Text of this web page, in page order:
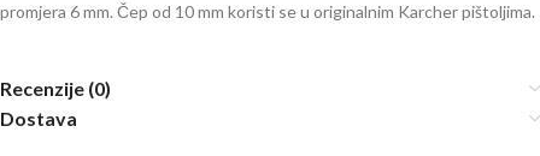
promjera 6 mm. Čep od 10 mm koristi se u originalnim Karcher pištoljima.
Recenzije (0)
Dostava